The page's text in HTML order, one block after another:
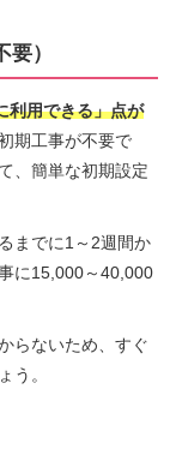
）
利用できる」点が
期工事が不要で
、簡単な初期設定
までに1～2週間か
に15,000～40,000
らないため、すぐ
う。